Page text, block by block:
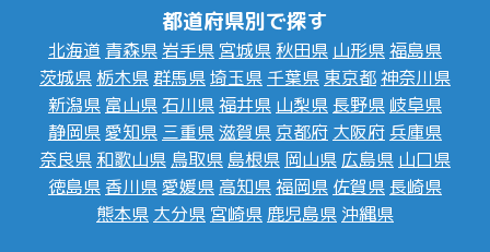
都道府県別で探す
北海道 青森県 岩手県 宮城県 秋田県 山形県福島県
茨城県 栃木県群馬県埼玉県 千葉県 東京都神奈川県
新潟県 富山県 石川県福井県 山梨県 長野県 岐阜県
静岡県愛知県 三重県滋賀県 京都府 大阪府 兵庫県
奈良県 和歌山県 鳥取県 島根県 岡山県 広島県 山口県
徳島県 香川県愛媛県 高知県福岡県 佐賀県 長崎県
熊本県 大分県 宮崎県 鹿児島県 沖縄県